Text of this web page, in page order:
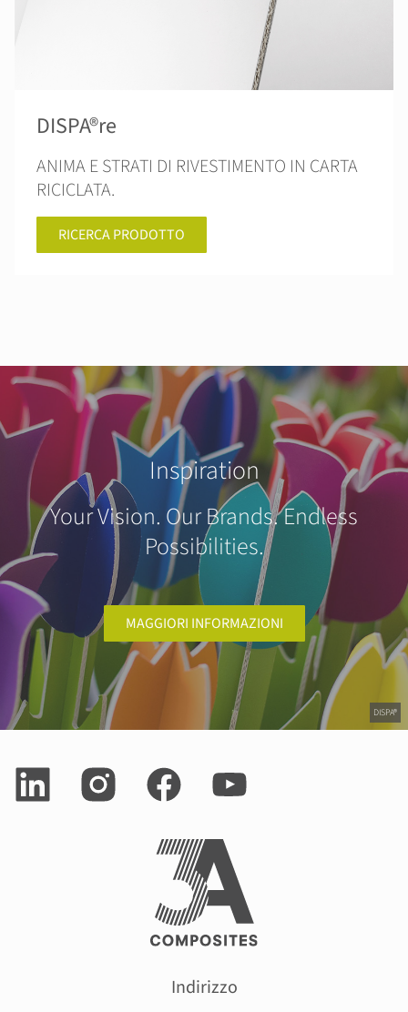
DISPA®re
ANIMA E STRATI DI RIVESTIMENTO IN CARTA
RICICLATA.
RICERCA PRODOTTO
DISPA®
Inspiration
Your Vision. Our Brands. Endless
Possibilities.
MAGGIORI INFORMAZIONI
Indirizzo